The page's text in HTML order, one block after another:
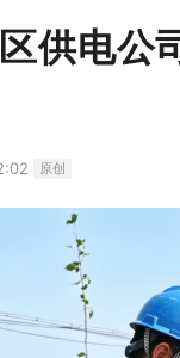
供电公
原创